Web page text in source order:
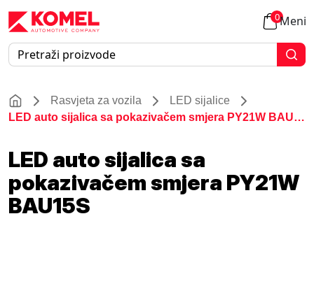
0Meni
Rasvjeta za vozila
LED sijalice
LED auto sijalica sa pokazivačem smjera PY21W BAU15S
LED auto sijalica sa
pokazivačem smjera PY21W
BAU15S